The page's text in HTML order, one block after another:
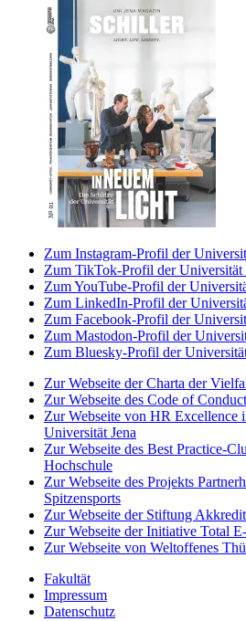
Zum Instagram-Profil der
Zum TikTok-Profil der Universität
Zum YouTube-Profil der
Zum LinkedIn-Profil der
Zum Facebook-Profil der
Zum Mastodon-Profil der
Zum Bluesky-Profil der
Zur Webseite der Charta der
Zur Webseite des Code of Conduct
Zur Webseite von HR Excellence
Universität Jena
Zur Webseite des Best Practice-
Hochschule
Zur Webseite des Projekts
Spitzensports
Zur Webseite der Stiftung
Zur Webseite der Initiative Total
Zur Webseite von Weltoffenes
Fakultät
Impressum
Datenschutz